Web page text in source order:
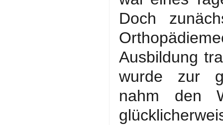
Doch
Ausbildung
wurde zur
nahm den